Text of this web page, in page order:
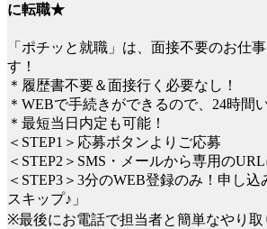
に転職★
「ポチッと就職」は、面接不要のお仕
す！
＊履歴書不要＆面接行く必要なし！
＊WEBで手続きができるので、24時間
＊最短当日内定も可能！
＜STEP1＞応募ボタンよりご応募
＜STEP2＞SMS・メールから専用の
＜STEP3＞3分のWEB登録のみ！申し
スキップ♪」
※最後にお電話で担当者と簡単なやり取